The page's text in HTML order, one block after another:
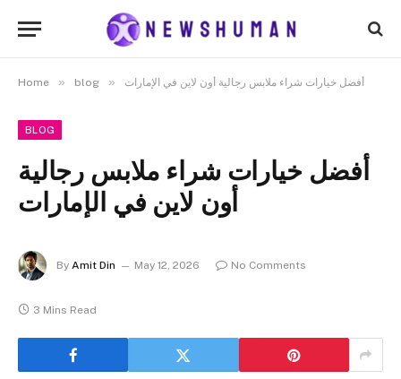
Home » blog » أفضل خيارات شراء ملابس رجالية أون لاين في الإمارات
BLOG
أفضل خيارات شراء ملابس رجالية
أون لاين في الإمارات
By Amit Din May 12, 2026 No Comments
3 Mins Read